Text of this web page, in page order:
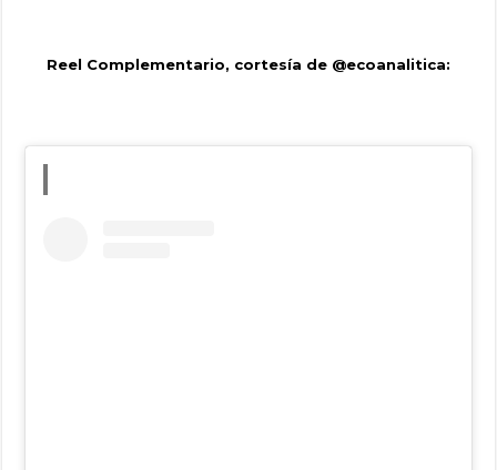
Reel Complementario, cortesía de @ecoanalitica: